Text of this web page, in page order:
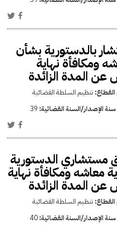
بالدستورية بشأن
ومكافأة نهاية
المدة الزائدة
تنظيم السلطة القضائية
سنة الإصدار/السنة القضائية: 39
الدستورية
معاشه ومكافأة نهاية
عن المدة الزائدة
تنظيم السلطة القضائية
سنة الإصدار/السنة القضائية:40